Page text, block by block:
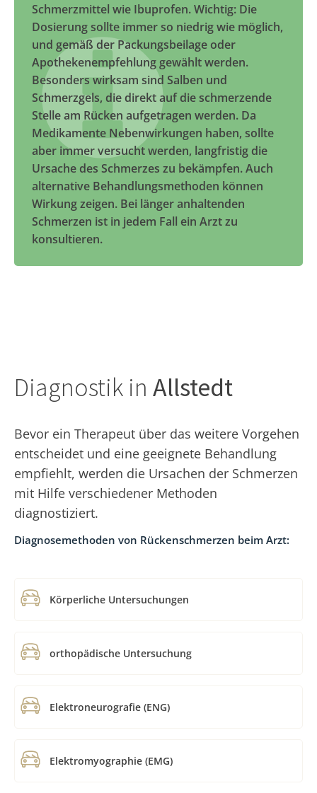
Schmerzmittel wie Ibuprofen. Wichtig: Die
Dosierung sollte immer so niedrig wie möglich,
und gemäß der Packungsbeilage oder
Apothekenempfehlung gewählt werden.
Besonders wirksam sind Salben und
Schmerzgels, die direkt auf die schmerzende
Stelle am Rücken aufgetragen werden. Da
Medikamente Nebenwirkungen haben, sollte
aber immer versucht werden, langfristig die
Ursache des Schmerzes zu bekämpfen. Auch
alternative Behandlungsmethoden können
Wirkung zeigen. Bei länger anhaltenden
Schmerzen ist in jedem Fall ein Arzt zu
konsultieren.
Diagnostik in Allstedt
Bevor ein Therapeut über das weitere Vorgehen
entscheidet und eine geeignete Behandlung
empfiehlt, werden die Ursachen der Schmerzen
mit Hilfe verschiedener Methoden
diagnostiziert.
Diagnosemethoden von Rückenschmerzen beim Arzt:
Körperliche Untersuchungen
orthopädische Untersuchung
Elektroneurografie (ENG)
Elektromyographie (EMG)